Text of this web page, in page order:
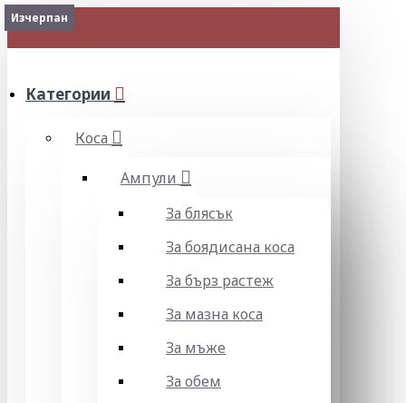
МЕНЮ
Категории
Коса
Ампули
За блясък
За боядисана коса
За бърз растеж
За мазна коса
За мъже
За обем
2-3 Days
Изчерпан
Изчерпан
Изчерпан
2-3 Days
Изчерпан